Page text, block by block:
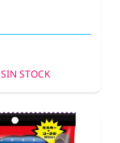
SIN STOCK